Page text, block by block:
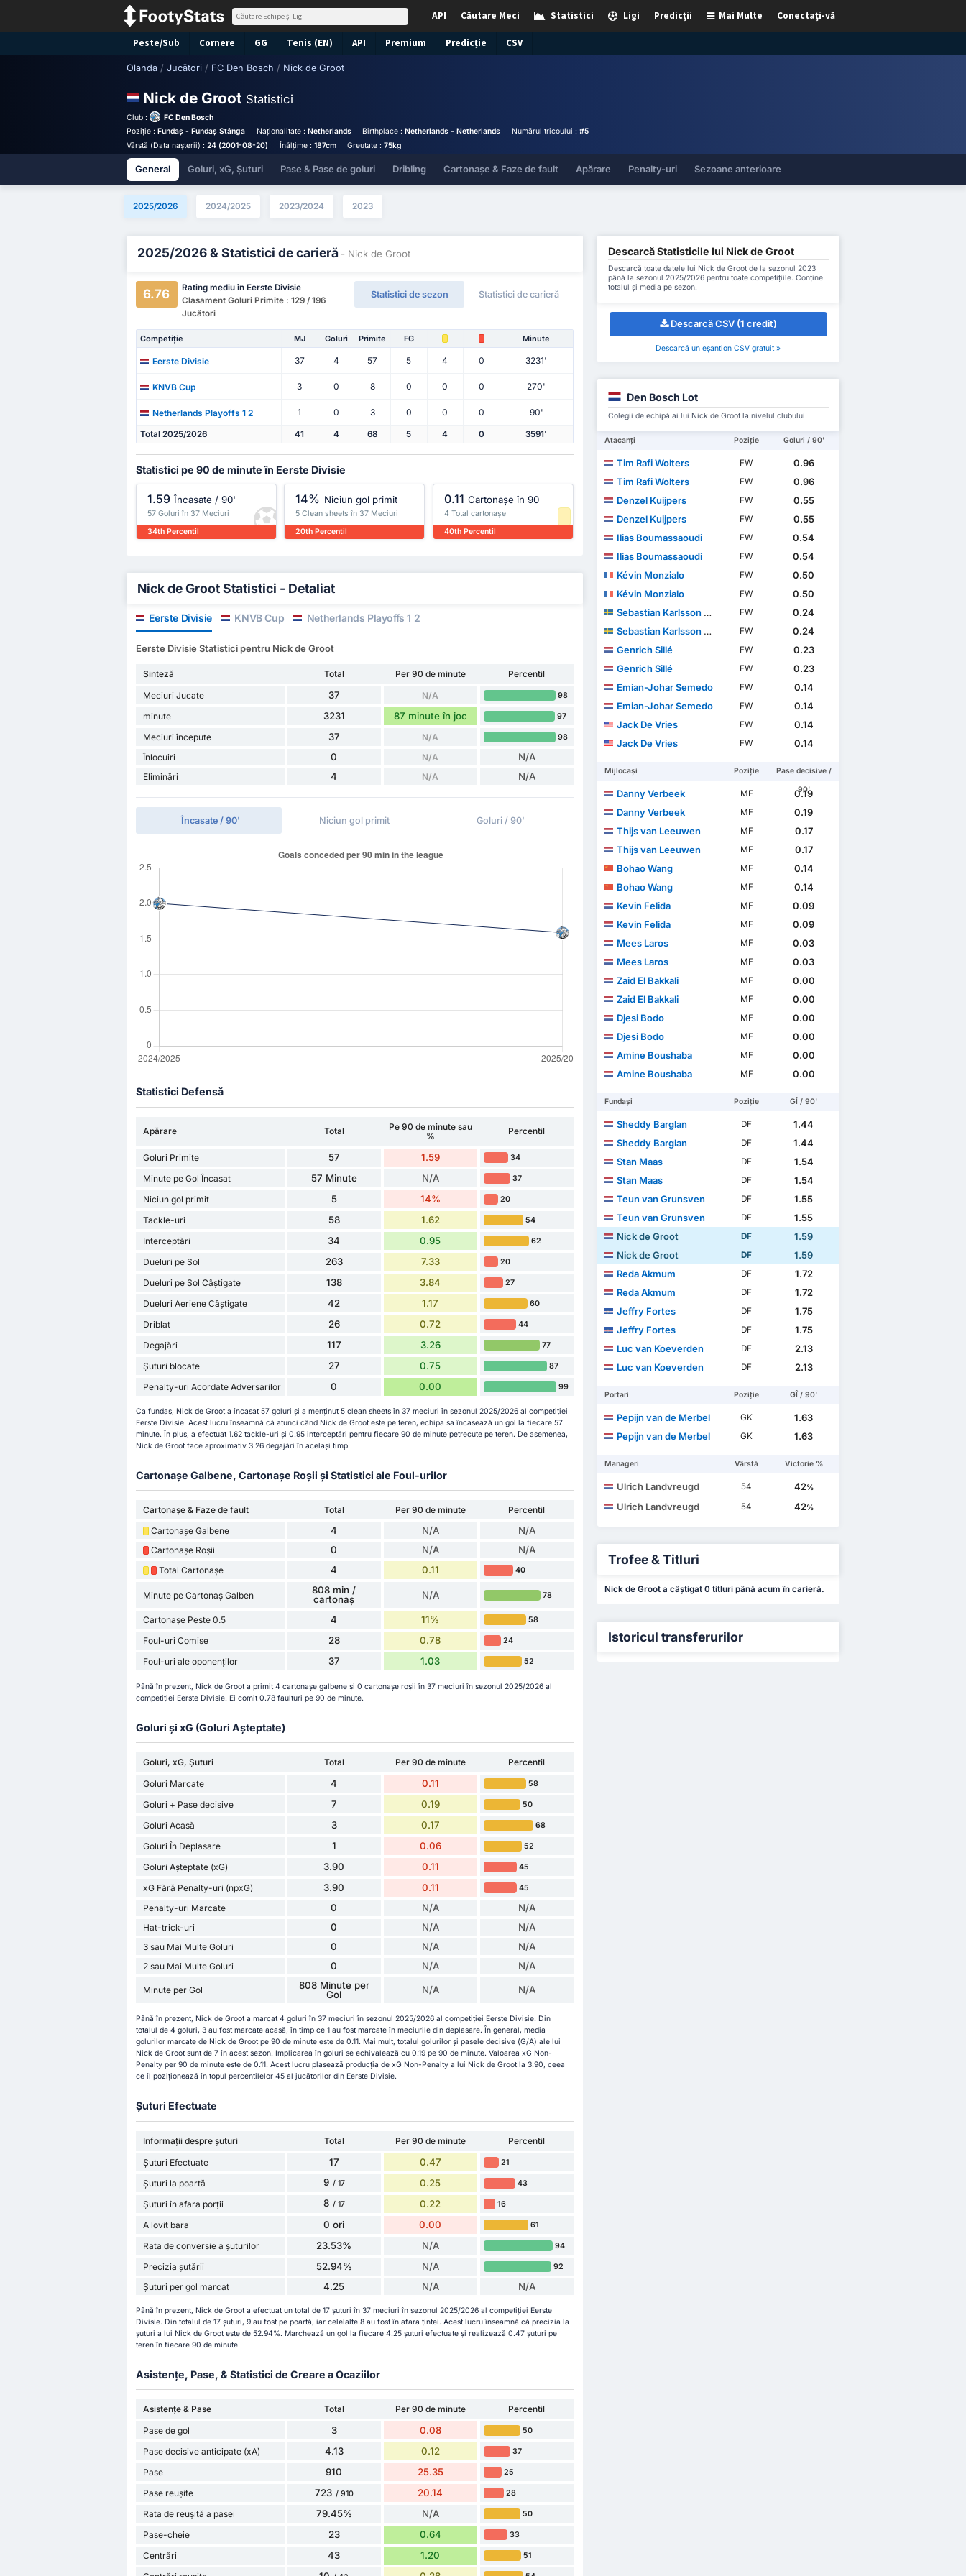
Conectați-vă
Mai Multe
Predicții
Ligi
Statistici
Căutare Meci
API
Peste/Sub Cornere GG Tenis (EN) API Premium Predicție CSV
Olanda / Jucători / FC Den Bosch / Nick de Groot
Nick de Groot Statistici
Club :
FC Den Bosch
Poziție : Fundaș - Fundaș Stânga Naționalitate : Netherlands Birthplace :Netherlands - Netherlands Numărul tricoului : #5
Vârstă (Data nașterii) : 24 (2001-08-20) Înălțime : 187cm Greutate :75kg
General Goluri, xG, Șuturi Pase & Pase de goluri Dribling Cartonașe & Faze de fault Apărare Penalty-uri Sezoane anterioare
2025/2026 2024/2025 2023/2024 2023
2025/2026 & Statistici de carieră - Nick de Groot
6.76
Rating mediu în Eerste Divisie
Clasament Goluri Primite : 129 / 196
Jucători
Statistici de sezon Statistici de carieră
Competiție MJ Goluri Primite FG Minute
Eerste Divisie 37 4 57 5 4 0 3231'
KNVB Cup 3 0 8 0 0 0 270'
Netherlands Playoffs 1 2 1 0 3 0 0 0 90'
Total 2025/2026 41 4 68 5 4 0 3591'
Statistici pe 90 de minute în Eerste Divisie
1.59 Încasate / 90'
57 Goluri în 37 Meciuri
34th Percentil
14% Niciun gol primit
5 Clean sheets în 37 Meciuri
20th Percentil
0.11 Cartonașe în 90
4 Total cartonașe
40th Percentil
Nick de Groot Statistici - Detaliat
Eerste Divisie KNVB Cup Netherlands Playoffs 1 2
Eerste Divisie Statistici pentru Nick de Groot
Sinteză Total Per 90 de minute
Percentil
Meciuri Jucate
37 N/A 98
minute 3231 87 minute în joc 97
Meciuri începute 37 N/A 98
Înlocuiri 0 N/A N/A
Eliminări 4 N/A N/A
Încasate / 90' Niciun gol primit Goluri / 90'
Statistici Defensă
Apărare Total
Pe 90 de minute sau
%
Percentil
Goluri Primite 57 1.59 34
Minute pe Gol Încasat 57 Minute N/A 37
Niciun gol primit 5 14% 20
Tackle-uri 58 1.62 54
Interceptări 34 0.95 62
Dueluri pe Sol 263 7.33 20
Dueluri pe Sol Câștigate 138 3.84 27
Dueluri Aeriene Câștigate 42 1.17 60
Driblat 26 0.72 44
Degajări 117 3.26 77
Șuturi blocate 27 0.75 87
Penalty-uri Acordate Adversarilor 0 0.00 99
Ca fundaș, Nick de Groot a încasat 57 goluri și a menținut 5 clean sheets în 37 meciuri în sezonul 2025/2026 al competiției
Eerste Divisie. Acest lucru înseamnă că atunci când Nick de Groot este pe teren, echipa sa încasează un gol la fiecare 57
minute. În plus, a efectuat 1.62 tackle-uri și 0.95 interceptări pentru fiecare 90 de minute petrecute pe teren. De asemenea,
Nick de Groot face aproximativ 3.26 degajări în același timp.
Cartonașe Galbene, Cartonașe Roșii și Statistici ale Foul-urilor
Cartonașe & Faze de fault Total Per 90 de minute
Percentil
Cartonașe Galbene
4 N/A N/A
Cartonașe Roșii 0 N/A N/A
Total Cartonașe 4 0.11 40
Minute pe Cartonaș Galben
808 min /
cartonaș
N/A 78
Cartonașe Peste 0.5 4 11% 58
Foul-uri Comise 28 0.78 24
Foul-uri ale oponenților 37 1.03 52
Până în prezent, Nick de Groot a primit 4 cartonașe galbene și 0 cartonașe roșii în 37 meciuri în sezonul 2025/2026 al
competiției Eerste Divisie. Ei comit 0.78 faulturi pe 90 de minute.
Goluri și xG (Goluri Așteptate)
Goluri, xG, Șuturi Total Per 90 de minute
Percentil
Goluri Marcate
4 0.11 58
Goluri + Pase decisive 7 0.19 50
Goluri Acasă 3 0.17 68
Goluri În Deplasare 1 0.06 52
Goluri Așteptate (xG) 3.90 0.11 45
xG Fără Penalty-uri (npxG) 3.90 0.11 45
Penalty-uri Marcate 0 N/A N/A
Hat-trick-uri 0 N/A N/A
3 sau Mai Multe Goluri 0 N/A N/A
2 sau Mai Multe Goluri 0 N/A N/A
Minute per Gol
808 Minute per
Gol
N/A N/A
Până în prezent, Nick de Groot a marcat 4 goluri în 37 meciuri în sezonul 2025/2026 al competiției Eerste Divisie. Din
totalul de 4 goluri, 3 au fost marcate acasă, în timp ce 1 au fost marcate în meciurile din deplasare. În general, media
golurilor marcate de Nick de Groot pe 90 de minute este de 0.11. Mai mult, totalul golurilor și pasele decisive (G/A) ale lui
Nick de Groot sunt de 7 în acest sezon. Implicarea în goluri se echivalează cu 0.19 pe 90 de minute. Valoarea xG Non-
Penalty per 90 de minute este de 0.11. Acest lucru plasează producția de xG Non-Penalty a lui Nick de Groot la 3.90, ceea
ce îl poziționează în topul percentilelor 45 al jucătorilor din Eerste Divisie.
Șuturi Efectuate
Informații despre șuturi Total Per 90 de minute
Percentil
Șuturi Efectuate
17 0.47 21
Șuturi la poartă 9 / 17 0.25 43
Șuturi în afara porții 8 / 17 0.22 16
A lovit bara 0 ori 0.00 61
Rata de conversie a șuturilor 23.53% N/A 94
Precizia șutării 52.94% N/A 92
Șuturi per gol marcat 4.25 N/A N/A
Până în prezent, Nick de Groot a efectuat un total de 17 șuturi în 37 meciuri în sezonul 2025/2026 al competiției Eerste
Divisie. Din totalul de 17 șuturi, 9 au fost pe poartă, iar celelalte 8 au fost în afara țintei. Acest lucru înseamnă că precizia la
șuturi a lui Nick de Groot este de 52.94%. Marchează un gol la fiecare 4.25 șuturi efectuate și realizează 0.47 șuturi pe
teren în fiecare 90 de minute.
Asistențe, Pase, & Statistici de Creare a Ocaziilor
Asistențe & Pase Total Per 90 de minute
Percentil
Pase de gol
3 0.08 50
Pase decisive anticipate (xA) 4.13 0.12 37
Pase 910 25.35 25
Pase reușite 723 / 910 20.14 28
Rata de reușită a pasei 79.45% N/A 50
Pase-cheie 23 0.64 33
Centrări 43 1.20 51
Descarcă Statisticile lui Nick de Groot
Descarcă toate datele lui Nick de Groot de la sezonul 2023
până la sezonul 2025/2026 pentru toate competițiile. Conține
totalul și media pe sezon.
Descarcă CSV (1 credit)
Descarcă un eșantion CSV gratuit »
Den Bosch Lot
Colegii de echipă ai lui Nick de Groot la nivelul clubului
Atacanți Poziție Goluri / 90'
Tim Rafi Wolters FW
0.96
Tim Rafi Wolters
FW
0.96
Denzel Kuijpers
FW
0.55
Denzel Kuijpers
FW
0.55
Ilias Boumassaoudi
FW
0.54
Ilias Boumassaoudi
FW
0.54
Kévin Monzialo
FW
0.50
Kévin Monzialo
FW
0.50
Sebastian Karlsson Grach
FW
0.24
Sebastian Karlsson Grach
FW
0.24
Genrich Sillé
FW
0.23
Genrich Sillé
FW
0.23
Emian-Johar Semedo
FW
0.14
Emian-Johar Semedo
FW
0.14
Jack De Vries
FW
0.14
Jack De Vries
FW 0.14
Mijlocași Poziție
Pase decisive /
90'
Danny Verbeek MF
0.19
Danny Verbeek
MF
0.19
Thijs van Leeuwen
MF
0.17
Thijs van Leeuwen
MF
0.17
Bohao Wang
MF
0.14
Bohao Wang
MF
0.14
Kevin Felida
MF
0.09
Kevin Felida
MF
0.09
Mees Laros
MF
0.03
Mees Laros
MF
0.03
Zaid El Bakkali
MF
0.00
Zaid El Bakkali
MF
0.00
Djesi Bodo
MF
0.00
Djesi Bodo
MF
0.00
Amine Boushaba
MF
0.00
Amine Boushaba
MF 0.00
Fundași Poziție GÎ / 90'
Sheddy Barglan DF
1.44
Sheddy Barglan
DF
1.44
Stan Maas
DF
1.54
Stan Maas
DF
1.54
Teun van Grunsven
DF
1.55
Teun van Grunsven
DF
1.55
Nick de Groot
DF
1.59
Nick de Groot
DF
1.59
Reda Akmum
DF
1.72
Reda Akmum
DF
1.72
Jeffry Fortes
DF
1.75
Jeffry Fortes
DF
1.75
Luc van Koeverden
DF
2.13
Luc van Koeverden
DF 2.13
Portari Poziție GÎ / 90'
Pepijn van de Merbel GK
1.63
Pepijn van de Merbel
GK 1.63
Manageri Vârstă Victorie %
Ulrich Landvreugd 54 42%
Ulrich Landvreugd 54 42%
Trofee & Titluri
Nick de Groot a câștigat 0 titluri până acum în carieră.
Istoricul transferurilor